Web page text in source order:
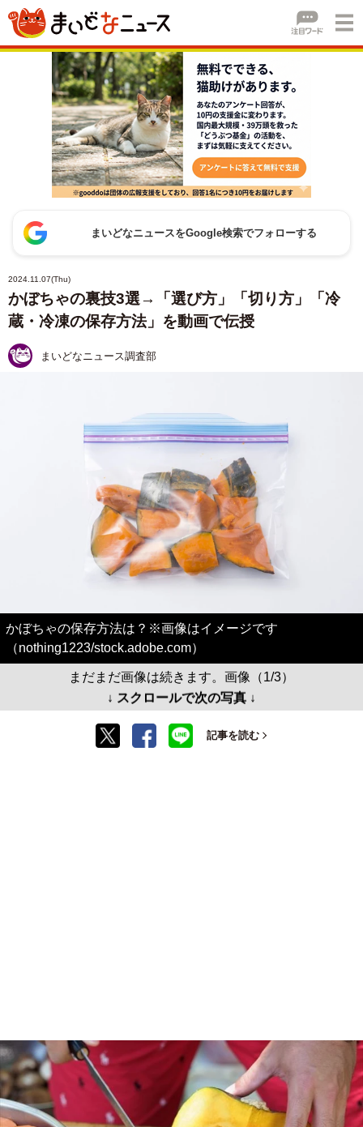
まいどなニュースをGoogle検索でフォローする
2024.11.07(Thu)
かぼちゃの裏技3選→「選び方」「切り方」「冷
蔵・冷凍の保存方法」を動画で伝授
まいどなニュース調査部
かぼちゃの保存方法は？※画像はイメージです
（nothing1223/stock.adobe.com）
まだまだ画像は続きます。画像（1/3）
↓ スクロールで次の写真 ↓
記事を読む